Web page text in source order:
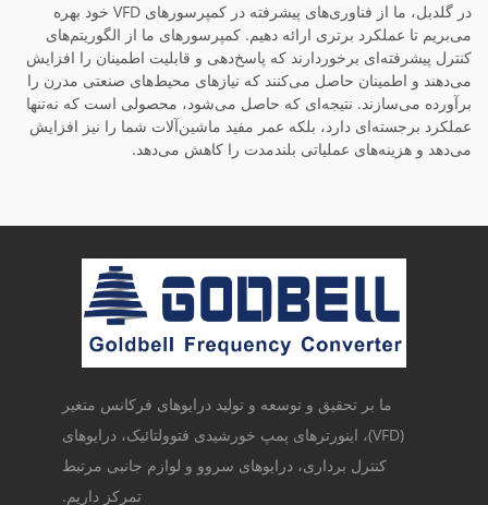
در گلدبل، ما از فناوری‌های پیشرفته در کمپرسورهای VFD خود بهره
می‌بریم تا عملکرد برتری ارائه دهیم. کمپرسورهای ما از الگوریتم‌های
کنترل پیشرفته‌ای برخوردارند که پاسخ‌دهی و قابلیت اطمینان را افزایش
می‌دهند و اطمینان حاصل می‌کنند که نیازهای محیط‌های صنعتی مدرن را
برآورده می‌سازند. نتیجه‌ای که حاصل می‌شود، محصولی است که نه‌تنها
عملکرد برجسته‌ای دارد، بلکه عمر مفید ماشین‌آلات شما را نیز افزایش
می‌دهد و هزینه‌های عملیاتی بلندمدت را کاهش می‌دهد.
ما بر تحقیق و توسعه و تولید درایوهای فرکانس متغیر
(VFD)، اینورترهای پمپ خورشیدی فتوولتائیک، درایوهای
کنترل برداری، درایوهای سروو و لوازم جانبی مرتبط
تمرکز داریم.